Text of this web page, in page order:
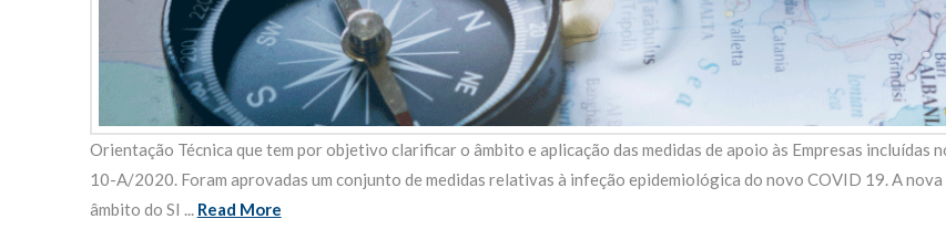
Orientação Técnica que tem por objetivo clarificar o âmbito e aplicação das medidas de apoio às Empresas incluídas
10-A/2020. Foram aprovadas um conjunto de medidas relativas à infeção epidemiológica do novo COVID 19. A
âmbito do SI ... Read More